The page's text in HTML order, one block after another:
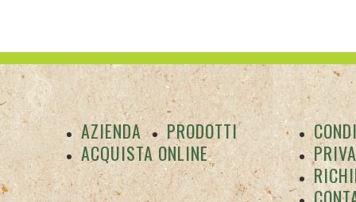
AZIENDA
PRODOTTI
ACQUISTA ONLINE